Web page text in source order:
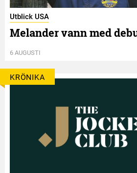
Utblick USA
Melander vann med
6 AUGUSTI
KRÖNIKA